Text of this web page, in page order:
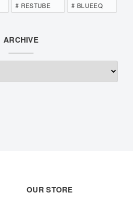
RESTUBE BLUEEQ
ARCHIVE
OUR STORE